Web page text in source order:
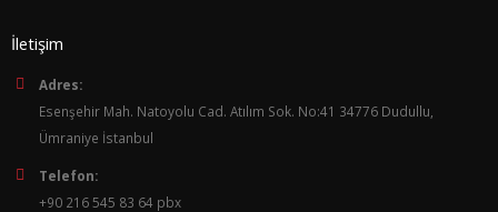
İletişim
Adres:
Esenşehir Mah. Natoyolu Cad. Atılım Sok. No:41 34776 Dudullu,
Ümraniye İstanbul
Telefon:
+90 216 545 83 64 pbx